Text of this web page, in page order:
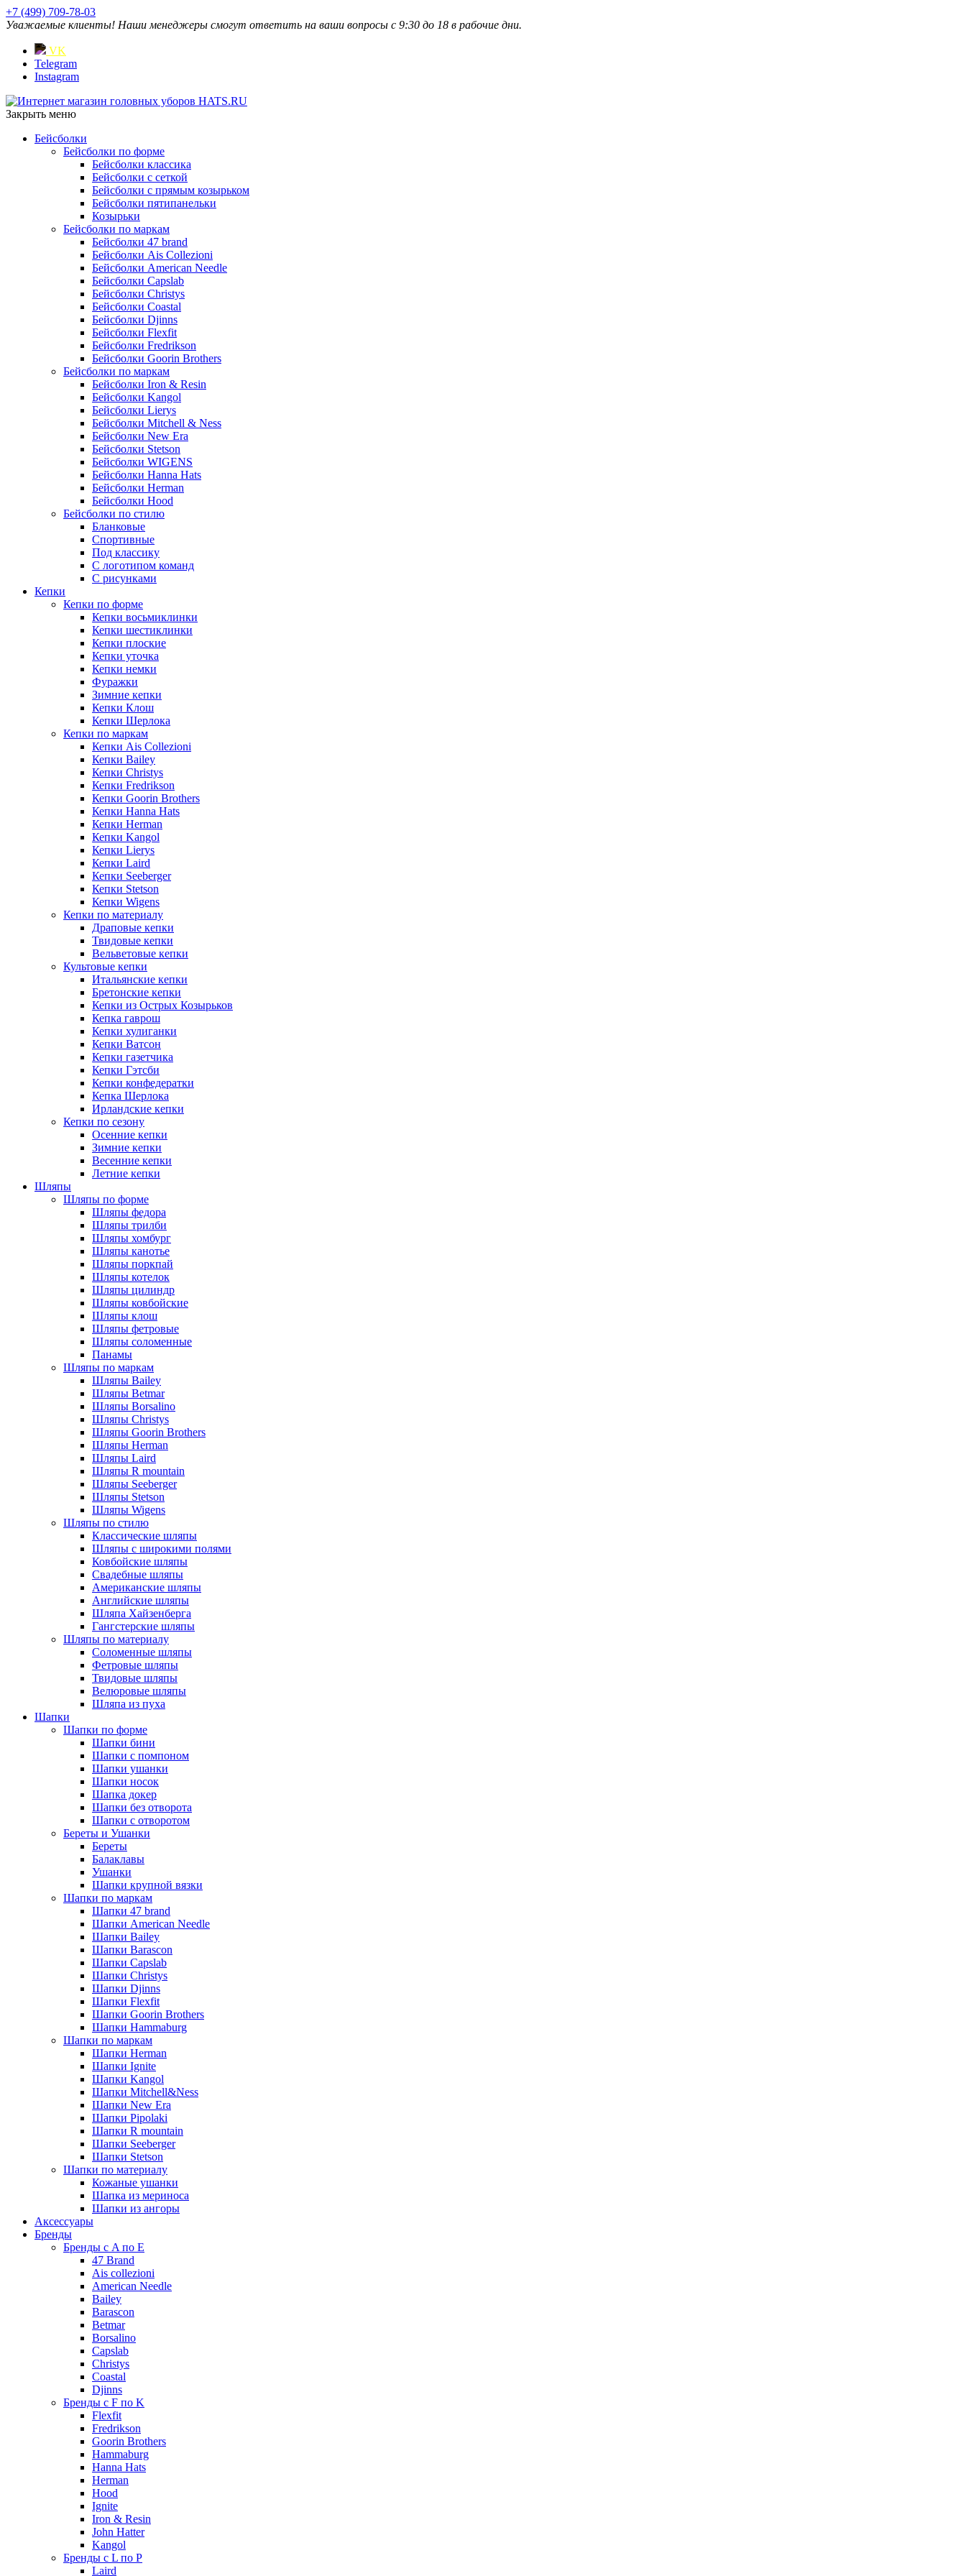
+7 (499) 709-78-03
Уважаемые клиенты! Наши менеджеры смогут ответить на ваши вопросы с 9:30 до 18 в рабочие дни.
VK
Telegram
Instagram
Закрыть меню
Бейсболки
Бейсболки по форме
Бейсболки классика
Бейсболки с сеткой
Бейсболки с прямым козырьком
Бейсболки пятипанельки
Козырьки
Бейсболки по маркам
Бейсболки 47 brand
Бейсболки Ais Collezioni
Бейсболки American Needle
Бейсболки Capslab
Бейсболки Christys
Бейсболки Coastal
Бейсболки Djinns
Бейсболки Flexfit
Бейсболки Fredrikson
Бейсболки Goorin Brothers
Бейсболки по маркам
Бейсболки Iron & Resin
Бейсболки Kangol
Бейсболки Lierys
Бейсболки Mitchell & Ness
Бейсболки New Era
Бейсболки Stetson
Бейсболки WIGENS
Бейсболки Hanna Hats
Бейсболки Herman
Бейсболки Hood
Бейсболки по стилю
Бланковые
Спортивные
Под классику
С логотипом команд
С рисунками
Кепки
Кепки по форме
Кепки восьмиклинки
Кепки шестиклинки
Кепки плоские
Кепки уточка
Кепки немки
Фуражки
Зимние кепки
Кепки Клош
Кепки Шерлока
Кепки по маркам
Кепки Ais Collezioni
Кепки Bailey
Кепки Christys
Кепки Fredrikson
Кепки Goorin Brothers
Кепки Hanna Hats
Кепки Herman
Кепки Kangol
Кепки Lierys
Кепки Laird
Кепки Seeberger
Кепки Stetson
Кепки Wigens
Кепки по материалу
Драповые кепки
Твидовые кепки
Вельветовые кепки
Культовые кепки
Итальянские кепки
Бретонские кепки
Кепки из Острых Козырьков
Кепка гаврош
Кепки хулиганки
Кепки Ватсон
Кепки газетчика
Кепки Гэтсби
Кепки конфедератки
Кепка Шерлока
Ирландские кепки
Кепки по сезону
Осенние кепки
Зимние кепки
Весенние кепки
Летние кепки
Шляпы
Шляпы по форме
Шляпы федора
Шляпы трилби
Шляпы хомбург
Шляпы канотье
Шляпы поркпай
Шляпы котелок
Шляпы цилиндр
Шляпы ковбойские
Шляпы клош
Шляпы фетровые
Шляпы соломенные
Панамы
Шляпы по маркам
Шляпы Bailey
Шляпы Betmar
Шляпы Borsalino
Шляпы Christys
Шляпы Goorin Brothers
Шляпы Herman
Шляпы Laird
Шляпы R mountain
Шляпы Seeberger
Шляпы Stetson
Шляпы Wigens
Шляпы по стилю
Классические шляпы
Шляпы с широкими полями
Ковбойские шляпы
Свадебные шляпы
Американские шляпы
Английские шляпы
Шляпа Хайзенберга
Гангстерские шляпы
Шляпы по материалу
Соломенные шляпы
Фетровые шляпы
Твидовые шляпы
Велюровые шляпы
Шляпа из пуха
Шапки
Шапки по форме
Шапки бини
Шапки с помпоном
Шапки ушанки
Шапки носок
Шапка докер
Шапки без отворота
Шапки с отворотом
Береты и Ушанки
Береты
Балаклавы
Ушанки
Шапки крупной вязки
Шапки по маркам
Шапки 47 brand
Шапки American Needle
Шапки Bailey
Шапки Barascon
Шапки Capslab
Шапки Christys
Шапки Djinns
Шапки Flexfit
Шапки Goorin Brothers
Шапки Hammaburg
Шапки по маркам
Шапки Herman
Шапки Ignite
Шапки Kangol
Шапки Mitchell&Ness
Шапки New Era
Шапки Pipolaki
Шапки R mountain
Шапки Seeberger
Шапки Stetson
Шапки по материалу
Кожаные ушанки
Шапка из мериноса
Шапки из ангоры
Аксессуары
Бренды
Бренды с A по E
47 Brand
Ais collezioni
American Needle
Bailey
Barascon
Betmar
Borsalino
Capslab
Christys
Coastal
Djinns
Бренды с F по K
Flexfit
Fredrikson
Goorin Brothers
Hammaburg
Hanna Hats
Herman
Hood
Ignite
Iron & Resin
John Hatter
Kangol
Бренды с L по P
Laird